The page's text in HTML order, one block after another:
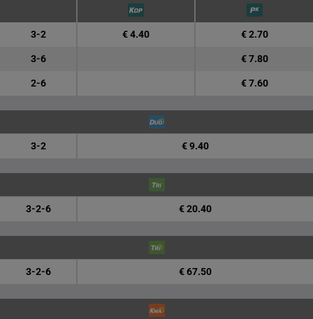
3-2 € 4.40 € 2.70
3-6 € 7.80
2-6 € 7.60
3-2 € 9.40
3-2-6 € 20.40
3-2-6 € 67.50